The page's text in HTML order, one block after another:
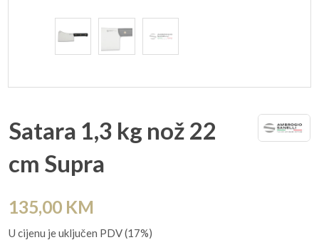
Satara 1,3 kg nož 22
cm Supra
135,00 KM
U cijenu je uključen PDV (17%)